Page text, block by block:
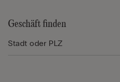
Geschäft finden